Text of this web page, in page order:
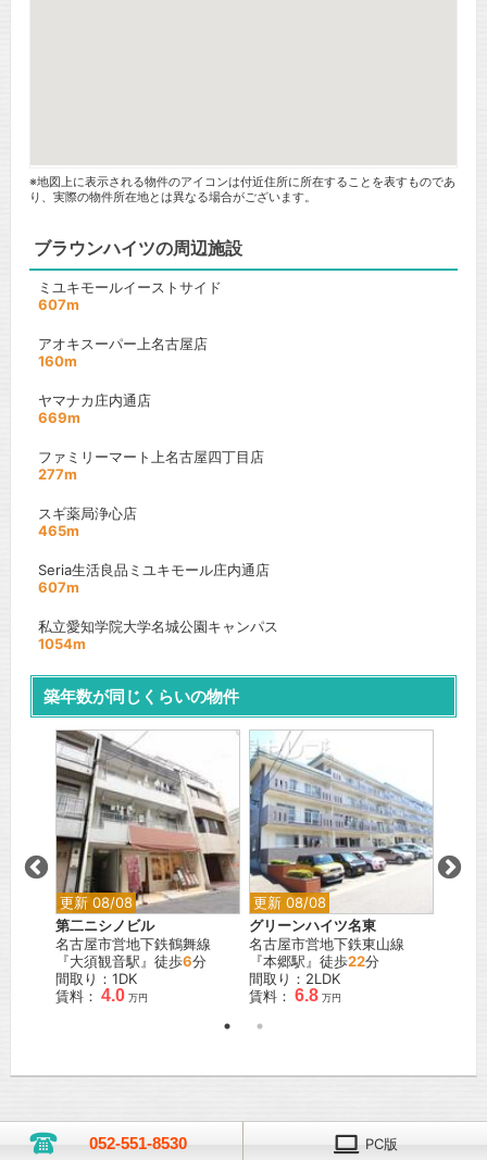
※地図上に表示される物件のアイコンは付近住所に所在することを表すものであ
り、実際の物件所在地とは異なる場合がございます。
ブラウンハイツの周辺施設
ミユキモールイーストサイド
607m
アオキスーパー上名古屋店
160m
ヤマナカ庄内通店
669m
ファミリーマート上名古屋四丁目店
277m
スギ薬局浄心店
465m
Seria生活良品ミユキモール庄内通店
607m
私立愛知学院大学名城公園キャンパス
1054m
築年数が同じくらいの物件
更新 08/08
第二ニシノビル
名古屋市営地下鉄鶴舞線
『大須観音駅』徒歩6分
間取り：1DK
賃料： 4.0 万円
更新 08/08
グリーンハイツ名東
名古屋市営地下鉄東山線
『本郷駅』徒歩22分
間取り：2LDK
賃料： 6.8 万円
更新
052-551-8530 PC版